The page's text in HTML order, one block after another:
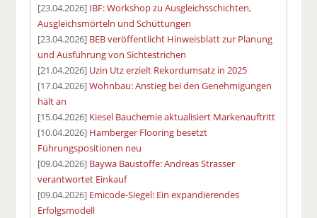
[23.04.2026] IBF: Workshop zu Ausgleichsschichten,
Ausgleichsmörteln und Schüttungen
[23.04.2026] BEB veröffentlicht Hinweisblatt zur Planung
und Ausführung von Sichtestrichen
[21.04.2026] Uzin Utz erzielt Rekordumsatz in 2025
[17.04.2026]Wohnbau: Anstieg bei den Genehmigungen
hält an
[15.04.2026] Kiesel Bauchemie aktualisiert Markenauftritt
[10.04.2026] Hamberger Flooring besetzt
Führungspositionen neu
[09.04.2026] Baywa Baustoffe: Andreas Strasser
verantwortet Einkauf
[09.04.2026] Emicode-Siegel: Ein expandierendes
Erfolgsmodell